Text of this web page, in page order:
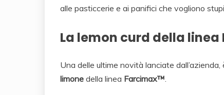
alle pasticcerie e ai panifici che vogliono
La lemon curd della
Una delle ultime novità lanciate
limone della linea Farcimax™